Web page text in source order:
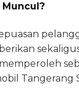
Tangerang